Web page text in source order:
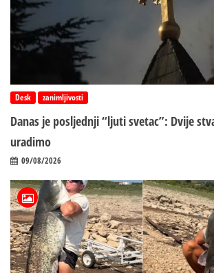
Desk zanimljivosti
Danas je posljednji “ljuti svetac”: Dvije
uradimo
09/08/2026